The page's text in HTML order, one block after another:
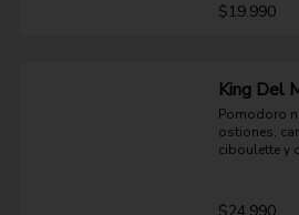
$19.990
King Del
Pomodoro
ostiones,
ciboulette y